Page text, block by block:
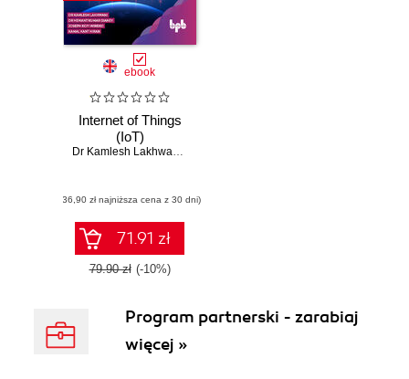
ebook
Internet of Things
(IoT)
Dr Kamlesh Lakhwani,
(36,90 zł najniższa cena z 30 dni)
71.91 zł
79.90 zł (-10%)
Program partnerski - zarabiaj
więcej »